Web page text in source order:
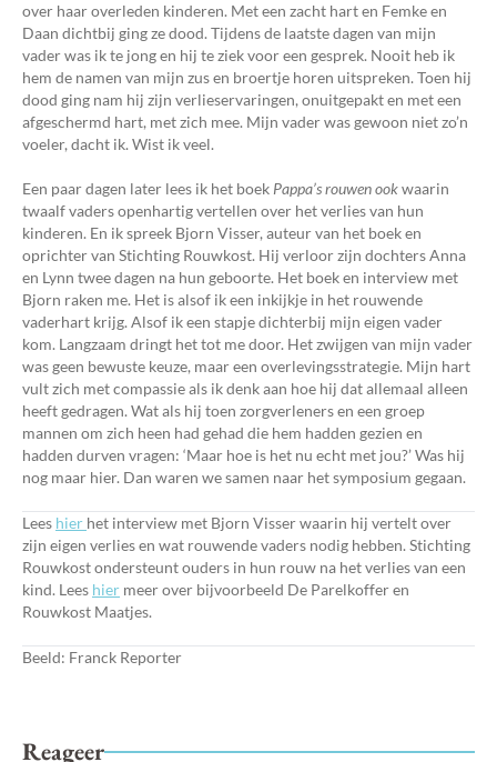
over haar overleden kinderen. Met een zacht hart en Femke en
Daan dichtbij ging ze dood. Tijdens de laatste dagen van mijn
vader was ik te jong en hij te ziek voor een gesprek. Nooit heb ik
hem de namen van mijn zus en broertje horen uitspreken. Toen hij
dood ging nam hij zijn verlieservaringen, onuitgepakt en met een
afgeschermd hart, met zich mee. Mijn vader was gewoon niet zo’n
voeler, dacht ik. Wist ik veel.
Een paar dagen later lees ik het boek Pappa’s rouwen ookwaarin
twaalf vaders openhartig vertellen over het verlies van hun
kinderen. En ik spreek Bjorn Visser, auteur van het boek en
oprichter van Stichting Rouwkost. Hij verloor zijn dochters Anna
en Lynn twee dagen na hun geboorte. Het boek en interview met
Bjorn raken me. Het is alsof ik een inkijkje in het rouwende
vaderhart krijg. Alsof ik een stapje dichterbij mijn eigen vader
kom. Langzaam dringt het tot me door. Het zwijgen van mijn vader
was geen bewuste keuze, maar een overlevingsstrategie. Mijn hart
vult zich met compassie als ik denk aan hoe hij dat allemaal alleen
heeft gedragen. Wat als hij toen zorgverleners en een groep
mannen om zich heen had gehad die hem hadden gezien en
hadden durven vragen: ‘Maar hoe is het nu echt met jou?’ Was hij
nog maar hier. Dan waren we samen naar het symposium gegaan.
Lees hier het interview met Bjorn Visser waarin hij vertelt over
zijn eigen verlies en wat rouwende vaders nodig hebben. Stichting
Rouwkost ondersteunt ouders in hun rouw na het verlies van een
kind. Lees hier meer over bijvoorbeeld De Parelkoffer en
Rouwkost Maatjes.
Beeld: Franck Reporter
Reageer